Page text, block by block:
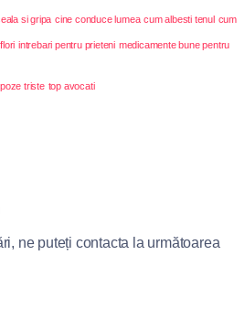
si gripa cine conduce lumea cum albesti tenul cum
intrebari pentru prieteni medicamente bune pentru
poze triste top avocati
ne puteți contacta la următoarea